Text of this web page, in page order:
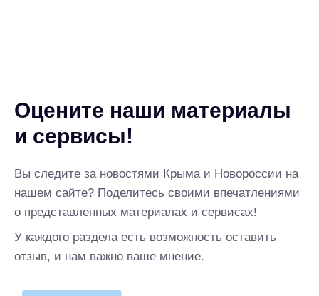
Оцените наши материалы
и сервисы!
Вы следите за новостями Крыма и Новороссии на
нашем сайте? Поделитесь своими впечатлениями
о представленных материалах и сервисах!
У каждого раздела есть возможность оставить
отзыв, и нам важно ваше мнение.